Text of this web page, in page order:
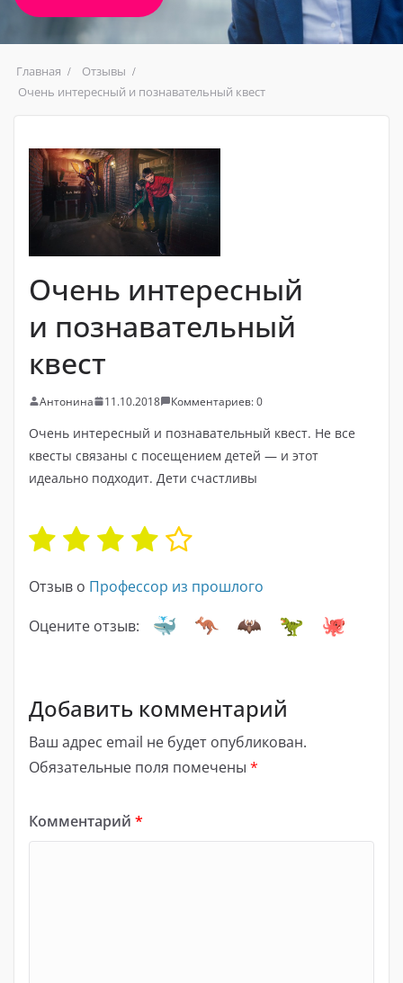
Главная
Отзывы
Очень интересный и познавательный квест
Очень интересный
и познавательный
квест
Антонина 11.10.2018 Комментариев: 0
Очень интересный и познавательный квест. Не все
квесты связаны с посещением детей — и этот
идеально подходит. Дети счастливы
Отзыв о Профессор из прошлого
Оцените отзыв:
Добавить комментарий
Ваш адрес email не будет опубликован.
Обязательные поля помечены *
Комментарий *